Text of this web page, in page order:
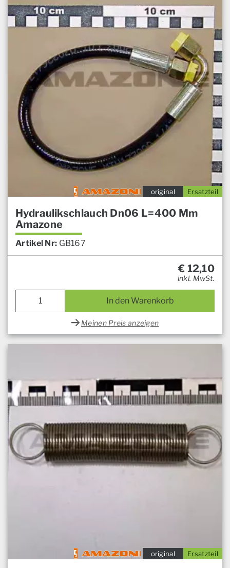
Ersatzteil
original
Hydraulikschlauch Dn06 L=400 Mm
Amazone
Artikel Nr: GB167
€ 12,10
inkl. MwSt.
In den Warenkorb
Meinen Preis anzeigen
Ersatzteil
original